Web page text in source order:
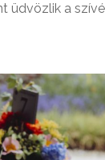
üdvözlik a